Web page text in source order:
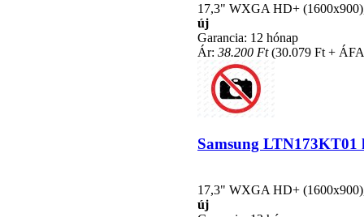
17,3" WXGA HD+
új
Garancia: 12 hónap
Ár: 38.200 Ft(30.079 Ft +
Samsung
17,3" WXGA HD+
új